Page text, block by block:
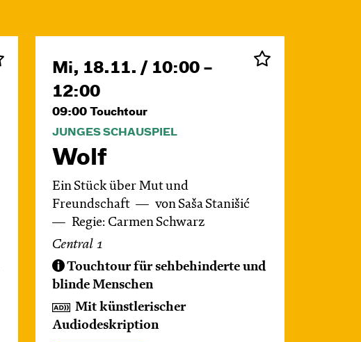
Mi, 18.11. / 10:00 –
12:00
09:00 Touchtour
JUNGES SCHAUSPIEL
Wolf
Ein Stück über Mut und
Freundschaft
von Saša Stanišić
Regie: Carmen Schwarz
Central 1
Touchtour für sehbehinderte und
blinde Menschen
Mit künstlerischer
Audiodeskription